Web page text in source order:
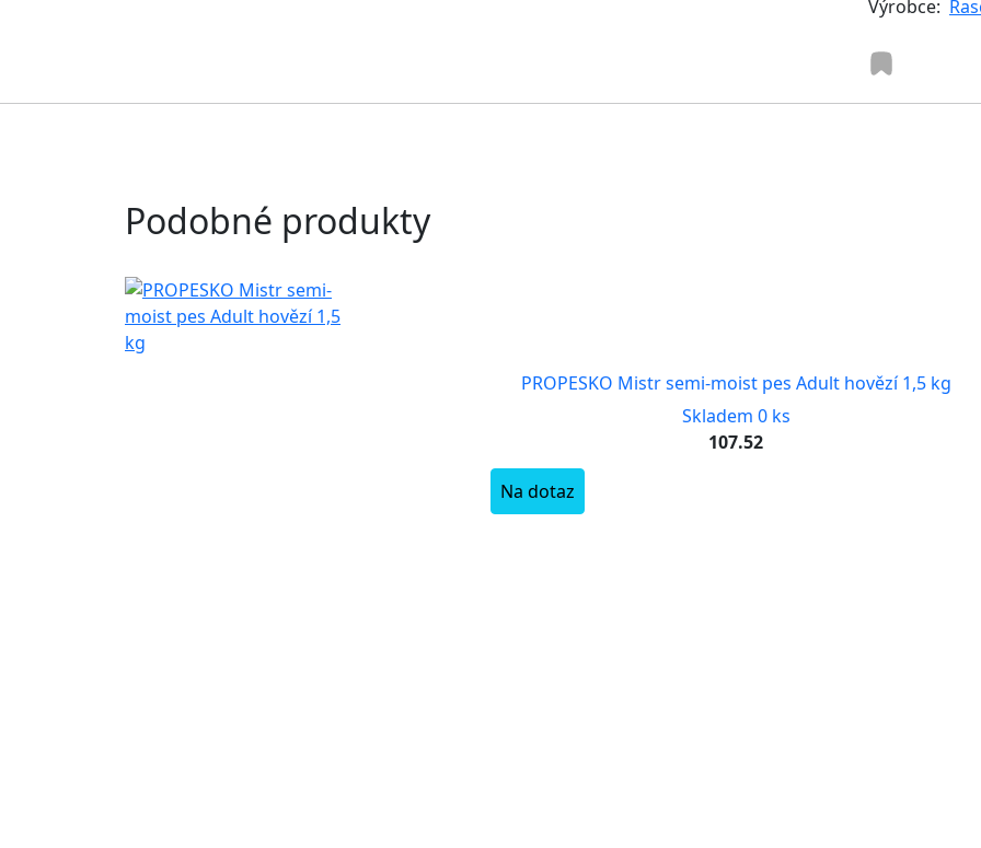
Výrobce:
Podobné produkty
PROPESKO Mistr semi-moist pes Adult hovězí 1,5 kg
Skladem 0 ks
107.52
Na dotaz